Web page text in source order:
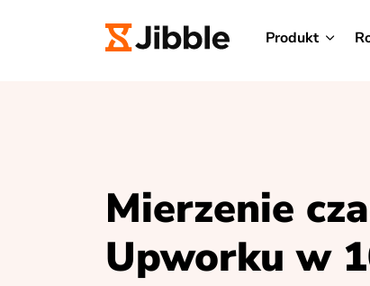
Produkt
Mierzenie
Upworku w